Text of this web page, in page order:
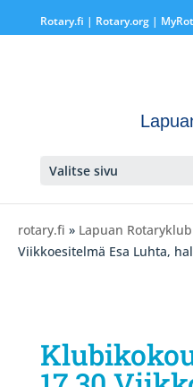
Rotary.fi | Rotary.org|
Valitse sivu
rotary.fi » Lapuan
Viikkoesitelmä Esa Luhta,